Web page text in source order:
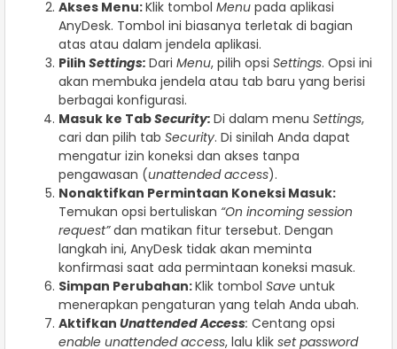
Akses Menu:Klik tombol Menu pada aplikasi
AnyDesk. Tombol ini biasanya terletak di bagian
atas atau dalam jendela aplikasi.
Pilih Settings: Dari Menu, pilih opsi Settings. Opsi ini
akan membuka jendela atau tab baru yang berisi
berbagai konfigurasi.
Masuk ke TabSecurity: Di dalam menu Settings,
cari dan pilih tab Security. Di sinilah Anda dapat
mengatur izin koneksi dan akses tanpa
pengawasan (unattended access).
Nonaktifkan Permintaan Koneksi Masuk:
Temukan opsi bertuliskan “On incoming session
request”dan matikan fitur tersebut. Dengan
langkah ini, AnyDesk tidak akan meminta
konfirmasi saat ada permintaan koneksi masuk.
Simpan Perubahan:Klik tombol Save untuk
menerapkan pengaturan yang telah Anda ubah.
Aktifkan Unattended Access: Centang opsi
enable unattended access, lalu klik set password